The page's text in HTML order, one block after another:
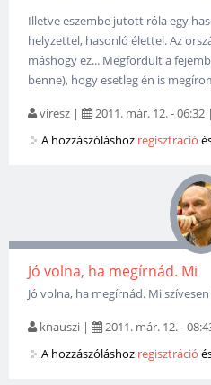
Illetve eszembe jutott róla egy
helyzettel, hasonló élettel. Az
máshogy ez... Megfordult a
benne), hogy esetleg én is
viresz | 2011. már. 12. - 06:32 |
A hozzászóláshoz regisztráció
Jó volna, ha megírnád. Mi
Jó volna, ha megírnád. Mi
knauszi | 2011. már. 12. -
A hozzászóláshoz regisztráció